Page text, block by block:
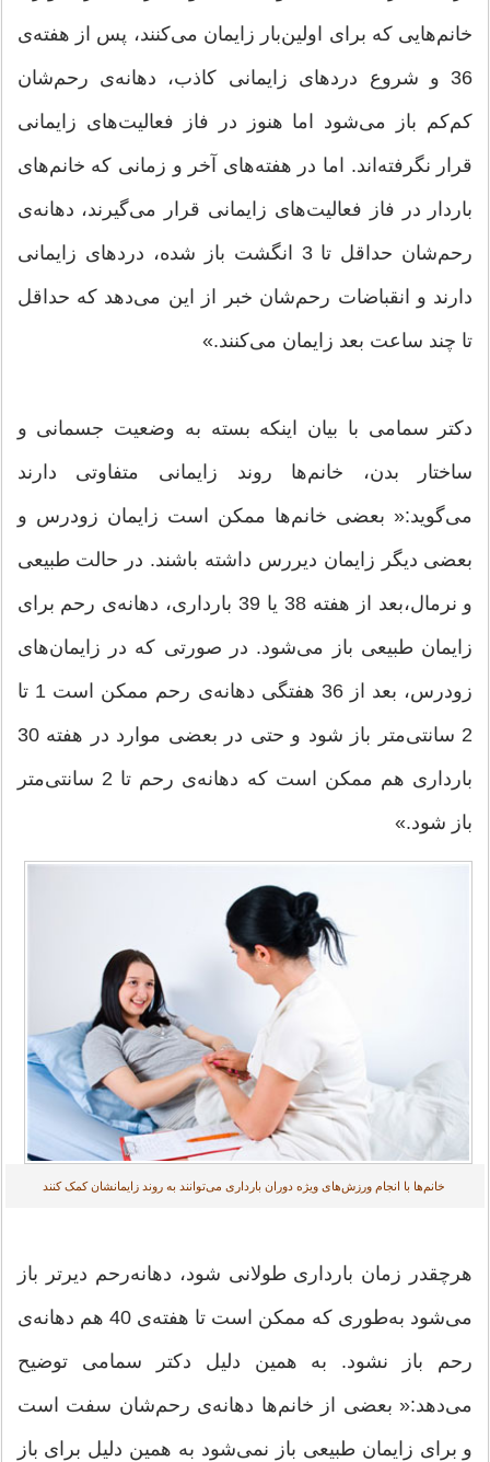
خانم‌هایی که برای اولین‌بار زایمان می‌کنند، پس از هفته‌ی
36 و شروع درد‌های زایمانی کاذب، دهانه‌ی رحم‌شان
کم‌کم باز می‌شود اما هنوز در فاز فعالیت‌های زایمانی
قرار نگرفته‌اند. اما در هفته‌های آخر و زمانی که خانم‌های
باردار در فاز فعالیت‌های زایمانی قرار می‌گیرند، دهانه‌ی
رحم‌شان حداقل تا 3 انگشت باز شده، درد‌های زایمانی
دارند و انقباضات رحم‌شان خبر از این می‌دهد که حداقل
تا چند ساعت بعد زایمان می‌کنند.»
دکتر سمامی با بیان اینکه بسته به وضعیت جسمانی و
ساختار بدن، خانم‌ها روند زایمانی متفاوتی دارند
می‌گوید:« بعضی خانم‌ها ممکن است زایمان زودرس و
بعضی دیگر زایمان دیررس داشته باشند. در حالت طبیعی
و نرمال،‌بعد از هفته 38 یا 39 بارداری، دهانه‌ی رحم برای
زایمان طبیعی باز می‌شود. در صورتی که در زایمان‌های
زودرس، بعد از 36 هفتگی دهانه‌ی رحم ممکن است 1 تا
2 سانتی‌متر باز شود و حتی در بعضی موارد در هفته 30
بارداری هم ممکن است که دهانه‌ی رحم تا 2 سانتی‌متر
باز شود.»
خانم‌ها با انجام ورزش‌های ویژه دوران بارداری می‌توانند به روند زایمانشان کمک کنند
هرچقدر زمان بارداری طولانی شود، دهانه‌رحم دیرتر باز
می‌شود به‌طوری که ممکن است تا هفته‌ی 40 هم دهانه‌ی
رحم باز نشود. به همین دلیل دکتر سمامی توضیح
می‌دهد:« بعضی از خانم‌ها دهانه‌ی رحم‌شان سفت است
و برای زایمان طبیعی باز نمی‌شود به همین دلیل برای باز